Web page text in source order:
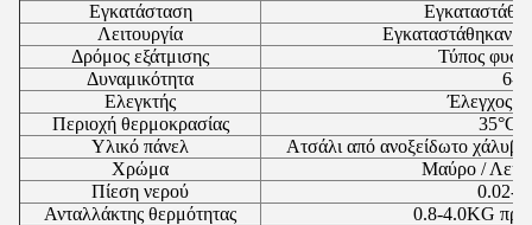
Εγκατάσταση
Λειτουργία
Εγκαταστάθηκαν
Δρόμος εξάτμισης
Τύπος
Δυναμικότητα
6-
Ελεγκτής
Έλεγχος
Περιοχή θερμοκρασίας
35°C
Υλικό πάνελ
Ατσάλι από ανοξείδωτο
Χρώμα
Μαύρο /
Πίεση νερού
0.02-
Ανταλλάκτης θερμότητας
0.8-4.0KG